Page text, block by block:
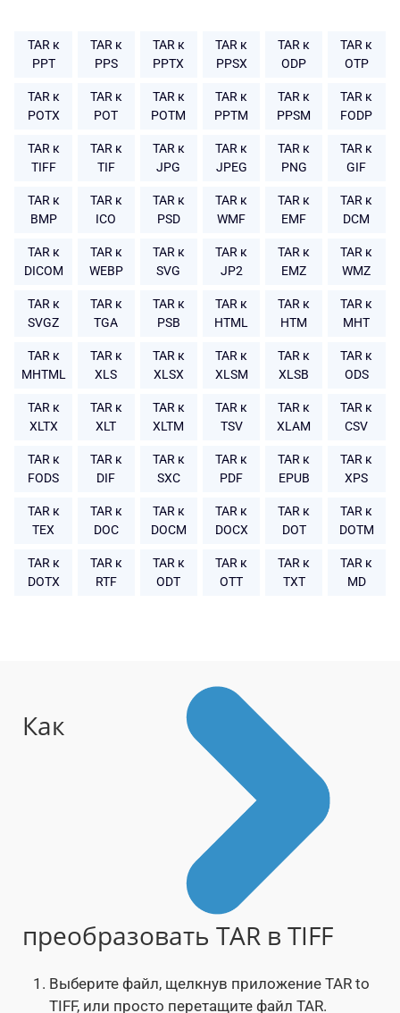
TAR к
PPT
TAR к
PPS
TAR к
PPTX
TAR к
PPSX
TAR к
ODP
TAR к
OTP
TAR к
POTX
TAR к
POT
TAR к
POTM
TAR к
PPTM
TAR к
PPSM
TAR к
FODP
TAR к
TIFF
TAR к
TIF
TAR к
JPG
TAR к
JPEG
TAR к
PNG
TAR к
GIF
TAR к
BMP
TAR к
ICO
TAR к
PSD
TAR к
WMF
TAR к
EMF
TAR к
DCM
TAR к
DICOM
TAR к
WEBP
TAR к
SVG
TAR к
JP2
TAR к
EMZ
TAR к
WMZ
TAR к
SVGZ
TAR к
TGA
TAR к
PSB
TAR к
HTML
TAR к
HTM
TAR к
MHT
TAR к
MHTML
TAR к
XLS
TAR к
XLSX
TAR к
XLSM
TAR к
XLSB
TAR к
ODS
TAR к
XLTX
TAR к
XLT
TAR к
XLTM
TAR к
TSV
TAR к
XLAM
TAR к
CSV
TAR к
FODS
TAR к
DIF
TAR к
SXC
TAR к
PDF
TAR к
EPUB
TAR к
XPS
TAR к
TEX
TAR к
DOC
TAR к
DOCM
TAR к
DOCX
TAR к
DOT
TAR к
DOTM
TAR к
DOTX
TAR к
RTF
TAR к
ODT
TAR к
OTT
TAR к
TXT
TAR к
MD
Как
преобразовать TAR в TIFF
Выберите файл, щелкнув приложение TAR to
TIFF, или просто перетащите файл TAR.